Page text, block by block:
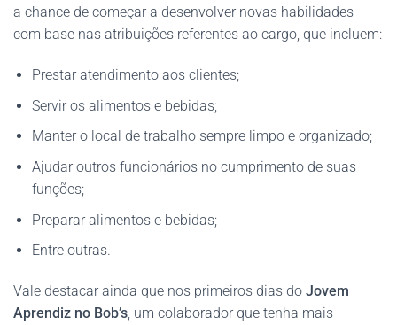
a chance de começar a desenvolver novas habilidades
com base nas atribuições referentes ao cargo, que incluem:
Prestar atendimento aos clientes;
Servir os alimentos e bebidas;
Manter o local de trabalho sempre limpo e organizado;
Ajudar outros funcionários no cumprimento de suas
funções;
Preparar alimentos e bebidas;
Entre outras.
Vale destacar ainda que nos primeiros dias do Jovem
Aprendiz no Bob’s, um colaborador que tenha mais